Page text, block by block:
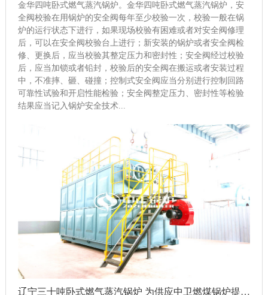
金华四吨卧式燃气蒸汽锅炉。金华四吨卧式燃气蒸汽锅炉，安
全阀校验在用锅炉的安全阀每年至少校验一次，校验一般在锅
炉的运行状态下进行，如果现场校验有困难或者对安全阀修理
后，可以在安全阀校验台上进行；新安装的锅炉或者安全阀检
修、更换后，应当校验其整定压力和密封性；安全阀经过校验
后，应当加锁或者铅封，校验后的安全阀在搬运或者安装过程
中，不准摔、砸、碰撞；控制式安全阀应当分别进行控制回路
可靠性试验和开启性能检验；安全阀整定压力、密封性等检验
结果应当记入锅炉安全技术...
辽宁三十吨卧式燃气蒸汽锅炉 为供应中卫燃煤锅炉提前做好战略部署